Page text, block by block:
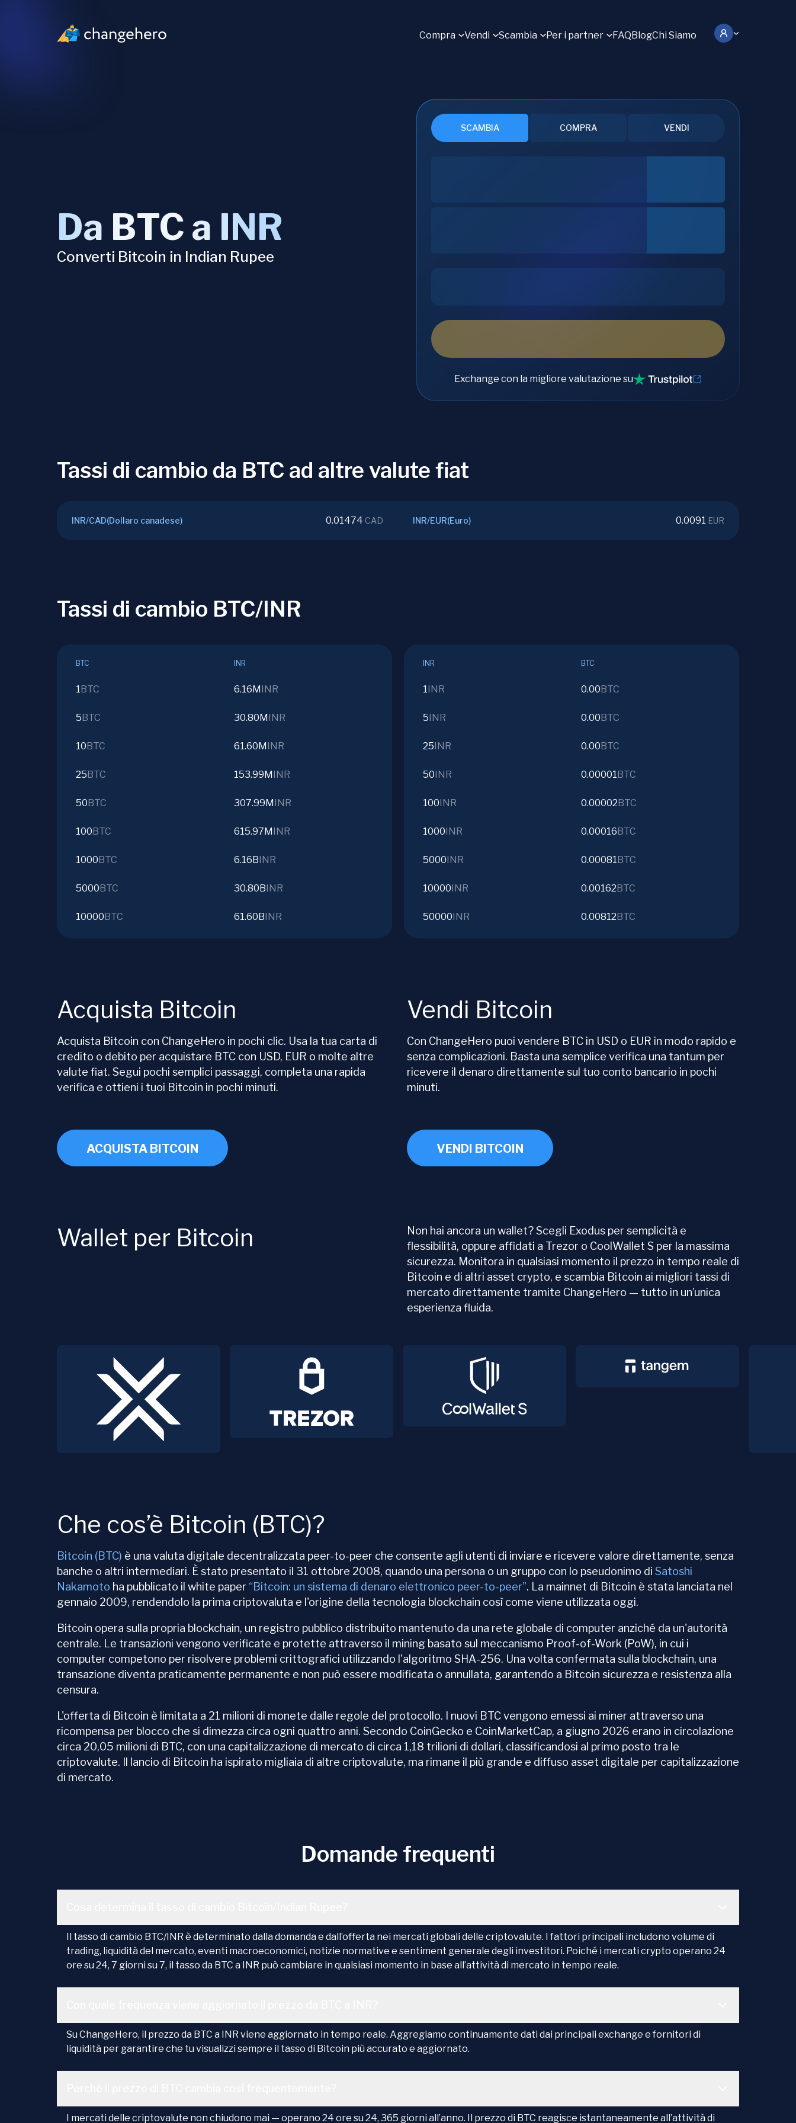
Compra Vendi Scambia Per i partner FAQBlogChi Siamo
Da BTC a INR
Converti Bitcoin in Indian Rupee
SCAMBIA COMPRA VENDI
Exchange con la migliore valutazione su
Tassi di cambio da BTC ad altre valute fiat
INR/CAD(Dollaro canadese) 0.01474 CAD INR/EUR(Euro) 0.0091 EUR
Tassi di cambio BTC/INR
BTC INR
1BTC 6.16MINR
5BTC 30.80MINR
10BTC 61.60MINR
25BTC 153.99MINR
50BTC 307.99MINR
100BTC 615.97MINR
1000BTC 6.16BINR
5000BTC 30.80BINR
10000BTC 61.60BINR
INR BTC
1INR 0.00BTC
5INR 0.00BTC
25INR 0.00BTC
50INR 0.00001BTC
100INR 0.00002BTC
1000INR 0.00016BTC
5000INR 0.00081BTC
10000INR 0.00162BTC
50000INR 0.00812BTC
Acquista Bitcoin
Acquista Bitcoin con ChangeHero in pochi clic. Usa la tua carta di
credito o debito per acquistare BTC con USD, EUR o molte altre
valute fiat. Segui pochi semplici passaggi, completa una rapida
verifica e ottieni i tuoi Bitcoin in pochi minuti.
ACQUISTA BITCOIN
Vendi Bitcoin
Con ChangeHero puoi vendere BTC in USD o EUR in modo rapido e
senza complicazioni. Basta una semplice verifica una tantum per
ricevere il denaro direttamente sul tuo conto bancario in pochi
minuti.
VENDI BITCOIN
Wallet per Bitcoin
Non hai ancora un wallet? Scegli Exodus per semplicità e
flessibilità, oppure affidati a Trezor o CoolWallet S per la massima
sicurezza. Monitora in qualsiasi momento il prezzo in tempo reale di
Bitcoin e di altri asset crypto, e scambia Bitcoin ai migliori tassi di
mercato direttamente tramite ChangeHero — tutto in un’unica
esperienza fluida.
Che cos’è Bitcoin (BTC)?
Bitcoin (BTC) è una valuta digitale decentralizzata peer-to-peer che consente agli utenti di inviare e ricevere valore direttamente, senza
banche o altri intermediari. È stato presentato il 31 ottobre 2008, quando una persona o un gruppo con lo pseudonimo di Satoshi
Nakamoto ha pubblicato il white paper “Bitcoin: un sistema di denaro elettronico peer-to-peer”. La mainnet di Bitcoin è stata lanciata nel
gennaio 2009, rendendolo la prima criptovaluta e l'origine della tecnologia blockchain così come viene utilizzata oggi.
Bitcoin opera sulla propria blockchain, un registro pubblico distribuito mantenuto da una rete globale di computer anziché da un'autorità
centrale. Le transazioni vengono verificate e protette attraverso il mining basato sul meccanismo Proof-of-Work (PoW), in cui i
computer competono per risolvere problemi crittografici utilizzando l'algoritmo SHA-256. Una volta confermata sulla blockchain, una
transazione diventa praticamente permanente e non può essere modificata o annullata, garantendo a Bitcoin sicurezza e resistenza alla
censura.
L'offerta di Bitcoin è limitata a 21 milioni di monete dalle regole del protocollo. I nuovi BTC vengono emessi ai miner attraverso una
ricompensa per blocco che si dimezza circa ogni quattro anni. Secondo CoinGecko e CoinMarketCap, a giugno 2026 erano in circolazione
circa 20,05 milioni di BTC, con una capitalizzazione di mercato di circa 1,18 trilioni di dollari, classificandosi al primo posto tra le
criptovalute. Il lancio di Bitcoin ha ispirato migliaia di altre criptovalute, ma rimane il più grande e diffuso asset digitale per capitalizzazione
di mercato.
Domande frequenti
Il tasso di cambio BTC/INR è determinato dalla domanda e dall’offerta nei mercati globali delle criptovalute. I fattori principali includono volume di
trading, liquidità del mercato, eventi macroeconomici, notizie normative e sentiment generale degli investitori. Poiché i mercati crypto operano 24
ore su 24, 7 giorni su 7, il tasso da BTC a INR può cambiare in qualsiasi momento in base all’attività di mercato in tempo reale.
Su ChangeHero, il prezzo da BTC a INR viene aggiornato in tempo reale. Aggregiamo continuamente dati dai principali exchange e fornitori di
liquidità per garantire che tu visualizzi sempre il tasso di Bitcoin più accurato e aggiornato.
I mercati delle criptovalute non chiudono mai — operano 24 ore su 24, 365 giorni all’anno. Il prezzo di BTC reagisce istantaneamente all’attività di